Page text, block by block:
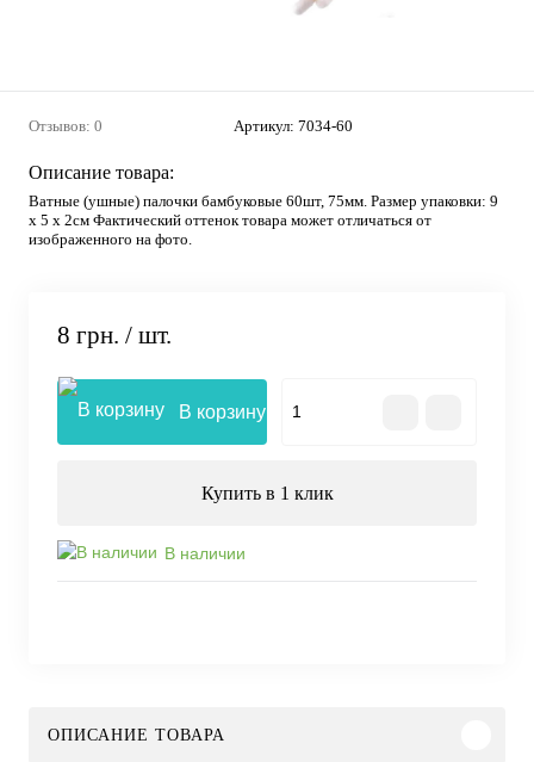
Отзывов: 0 Артикул: 7034-60
Описание товара:
Ватные (ушные) палочки бамбуковые 60шт, 75мм. Размер упаковки: 9
х 5 х 2см Фактический оттенок товара может отличаться от
изображенного на фото.
8 грн. / шт.
В корзину
Купить в 1 клик
В наличии
ОПИСАНИЕ ТОВАРА